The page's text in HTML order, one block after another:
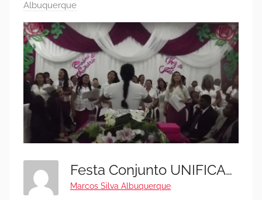
Albuquerque
Festa Conjunto UNIFICADA OBREIROS (Voz De Júbilo) E Cículo De Oração (11)
Marcos Silva Albuquerque